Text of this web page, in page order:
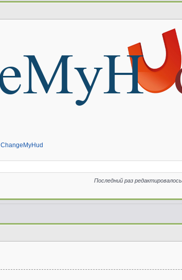
ChangeMyHud
Последний раз редактировалось